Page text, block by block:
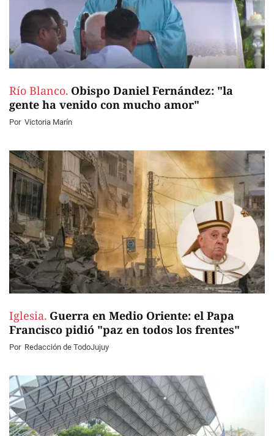
Río Blanco. Obispo Daniel Fernández: "la
gente ha venido con mucho amor"
Por Victoria Marín
Iglesia. Guerra en Medio Oriente: el Papa
Francisco pidió "paz en todos los frentes"
Por Redacción de TodoJujuy